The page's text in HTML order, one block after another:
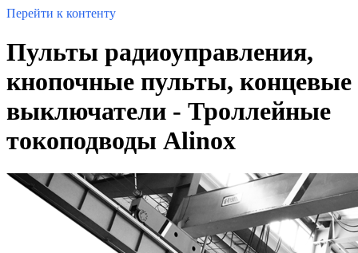
Перейти к контенту
Пульты радиоуправления,
кнопочные пульты, концевые
выключатели - Троллейные
токоподводы Alinox